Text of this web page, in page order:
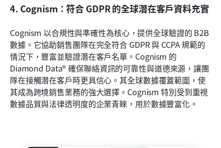
4. Cognism：符合 GDPR 的全球潛在客戶資料充實
Cognism 以合規性與準確性為核心，提供全球驗證的 B2B
數據。它協助銷售團隊在完全符合 GDPR 與 CCPA 規範的
情況下，豐富並驗證潛在客戶名單。Cognism 的
Diamond Data® 確保聯絡資訊的可靠性與道德來源，讓團
隊在接觸潛在客戶時更具信心。其全球數據覆蓋範圍，使
其成為跨境銷售業務的強大選擇。Cognism 特別受到重視
數據品質與法律透明度的企業青睞，用於數據豐富化。